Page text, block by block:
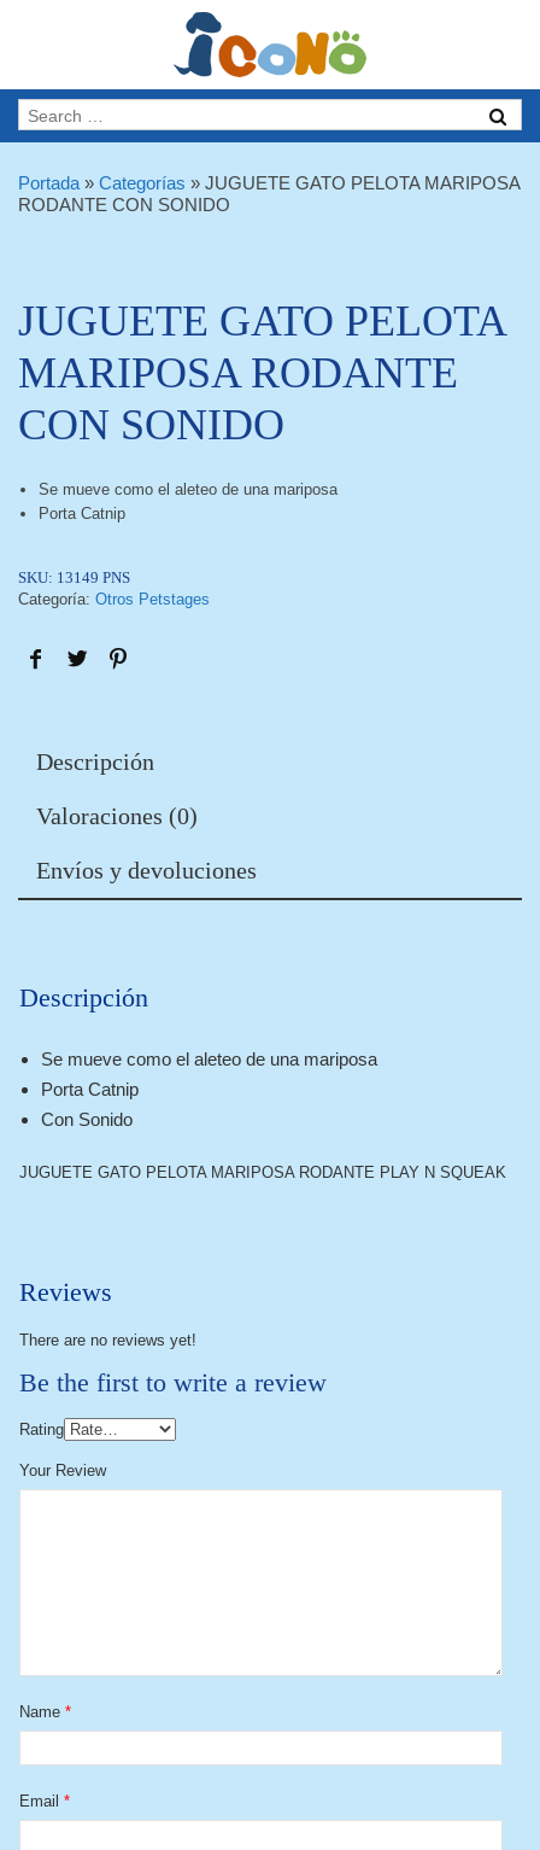
Portada » Categorías » JUGUETE GATO PELOTA MARIPOSA
RODANTE CON SONIDO
JUGUETE GATO PELOTA
MARIPOSA RODANTE
CON SONIDO
Se mueve como el aleteo de una mariposa
Porta Catnip
SKU: 13149 PNS
Categoría: Otros Petstages
Descripción
Valoraciones (0)
Envíos y devoluciones
Descripción
Se mueve como el aleteo de una mariposa
Porta Catnip
Con Sonido
JUGUETE GATO PELOTA MARIPOSA RODANTE PLAY N SQUEAK
Reviews
There are no reviews yet!
Be the first to write a review
Rating
Your Review
Name *
Email *